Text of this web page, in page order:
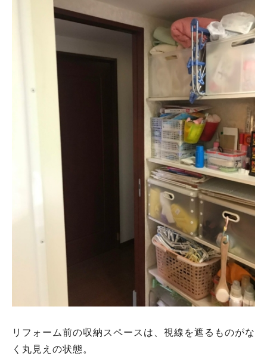
リフォーム前の収納スペースは、視線を遮るものがな
く丸見えの状態。